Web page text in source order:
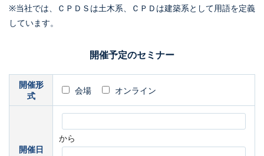
※当社では、ＣＰＤＳは土木系、ＣＰＤは建築系として用語を定義
しています。
開催予定のセミナー
開催形
式
会場 オンライン
開催日
から